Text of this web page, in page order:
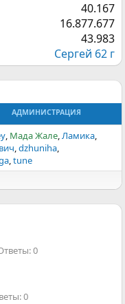
40.167
16.877.677
43.983
Сергей 62 г
АДМИНИСТРАЦИЯ
Мада Жале Ламика
dzhuniha
tune
0
0